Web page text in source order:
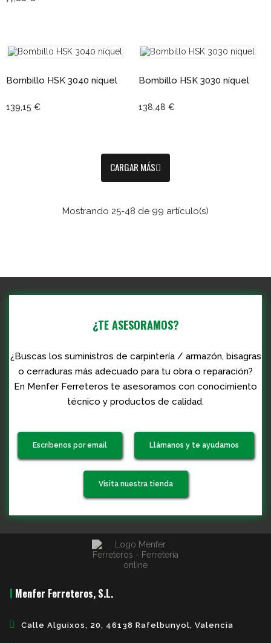
Bombillo HSK 3040 níquel
139,15 €
Bombillo HSK 3030 níquel
138,48 €
CARGAR MÁS
Mostrando 25-48 de 99 artículo(s)
¿TE ASESORAMOS?
¿Buscas los suministros de carpintería / armazón, bisagras
o cerraduras más adecuado para tu obra o reparación?
En Menfer Ferreteros te asesoramos con conocimiento
técnico y productos de calidad.
Escríbenos por email Llámanos y te ayudamos
Visita nuestra tienda
Menfer Ferreteros, S.L.
Calle Alguixos, 20, 46138 Rafelbunyol, Valencia